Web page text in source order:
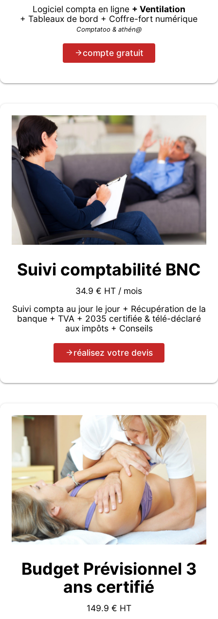
Logiciel compta en ligne + Ventilation
+ Tableaux de bord + Coffre-fort numérique
Comptatoo & athén@
compte gratuit
Suivi comptabilité BNC
34.9 € HT / mois
Suivi compta au jour le jour + Récupération de la
banque + TVA + 2035 certifiée & télé-déclaré
aux impôts + Conseils
réalisez votre devis
Budget Prévisionnel 3
ans certifié
149.9 € HT